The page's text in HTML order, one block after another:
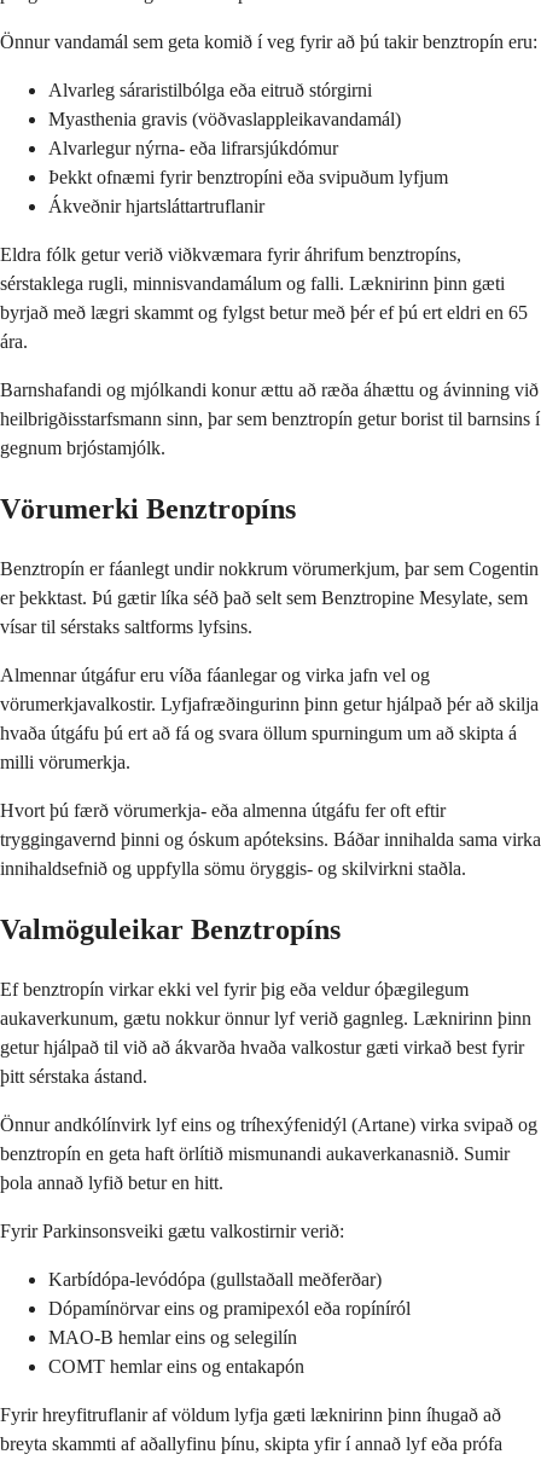
Önnur vandamál sem geta komið í veg fyrir að þú takir benztropín eru:
Alvarleg sáraristilbólga eða eitruð stórgirni
Myasthenia gravis (vöðvaslappleikavandamál)
Alvarlegur nýrna- eða lifrarsjúkdómur
Þekkt ofnæmi fyrir benztropíni eða svipuðum lyfjum
Ákveðnir hjartsláttartruflanir
Eldra fólk getur verið viðkvæmara fyrir áhrifum benztropíns,
sérstaklega rugli, minnisvandamálum og falli. Læknirinn þinn gæti
byrjað með lægri skammt og fylgst betur með þér ef þú ert eldri en 65
ára.
Barnshafandi og mjólkandi konur ættu að ræða áhættu og ávinning við
heilbrigðisstarfsmann sinn, þar sem benztropín getur borist til barnsins í
gegnum brjóstamjólk.
Vörumerki Benztropíns
Benztropín er fáanlegt undir nokkrum vörumerkjum, þar sem Cogentin
er þekktast. Þú gætir líka séð það selt sem Benztropine Mesylate, sem
vísar til sérstaks saltforms lyfsins.
Almennar útgáfur eru víða fáanlegar og virka jafn vel og
vörumerkjavalkostir. Lyfjafræðingurinn þinn getur hjálpað þér að skilja
hvaða útgáfu þú ert að fá og svara öllum spurningum um að skipta á
milli vörumerkja.
Hvort þú færð vörumerkja- eða almenna útgáfu fer oft eftir
tryggingavernd þinni og óskum apóteksins. Báðar innihalda sama virka
innihaldsefnið og uppfylla sömu öryggis- og skilvirkni staðla.
Valmöguleikar Benztropíns
Ef benztropín virkar ekki vel fyrir þig eða veldur óþægilegum
aukaverkunum, gætu nokkur önnur lyf verið gagnleg. Læknirinn þinn
getur hjálpað til við að ákvarða hvaða valkostur gæti virkað best fyrir
þitt sérstaka ástand.
Önnur andkólínvirk lyf eins og tríhexýfenidýl (Artane) virka svipað og
benztropín en geta haft örlítið mismunandi aukaverkanasnið. Sumir
þola annað lyfið betur en hitt.
Fyrir Parkinsonsveiki gætu valkostirnir verið:
Karbídópa-levódópa (gullstaðall meðferðar)
Dópamínörvar eins og pramipexól eða ropíníról
MAO-B hemlar eins og selegilín
COMT hemlar eins og entakapón
Fyrir hreyfitruflanir af völdum lyfja gæti læknirinn þinn íhugað að
breyta skammti af aðallyfinu þínu, skipta yfir í annað lyf eða prófa